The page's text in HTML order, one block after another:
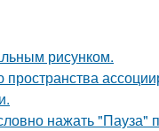
рисунком.
нажать "Пауза"